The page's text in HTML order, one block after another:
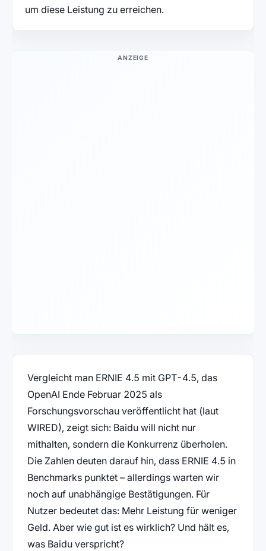
um diese Leistung zu erreichen.
ANZEIGE
Vergleicht man ERNIE 4.5 mit GPT-4.5, das
OpenAI Ende Februar 2025 als
Forschungsvorschau veröffentlicht hat (laut
WIRED), zeigt sich: Baidu will nicht nur
mithalten, sondern die Konkurrenz überholen.
Die Zahlen deuten darauf hin, dass ERNIE 4.5 in
Benchmarks punktet – allerdings warten wir
noch auf unabhängige Bestätigungen. Für
Nutzer bedeutet das: Mehr Leistung für weniger
Geld. Aber wie gut ist es wirklich? Und hält es,
was Baidu verspricht?